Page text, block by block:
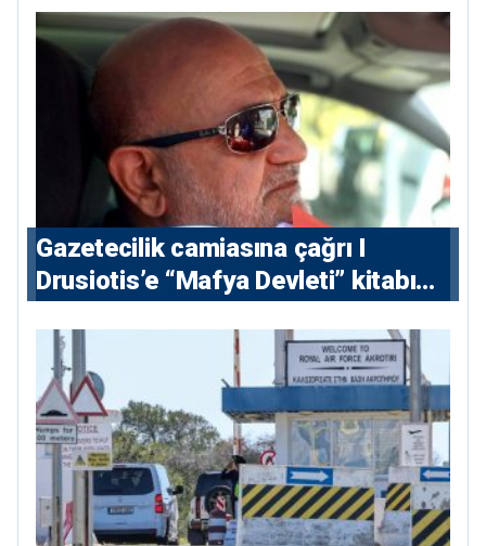
Gazetecilik camiasına çağrı I
⁠Drusiotis’e “Mafya Devleti” kitabı